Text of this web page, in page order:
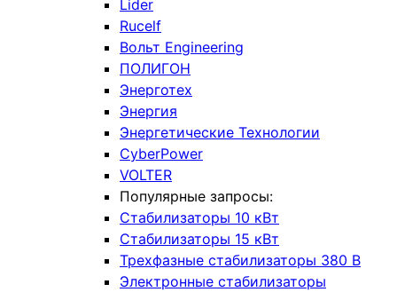
Lider
Rucelf
Вольт Engineering
ПОЛИГОН
Энерготех
Энергия
Энергетические Технологии
CyberPower
VOLTER
Популярные запросы:
Стабилизаторы 10 кВт
Стабилизаторы 15 кВт
Трехфазные стабилизаторы 380 В
Электронные стабилизаторы